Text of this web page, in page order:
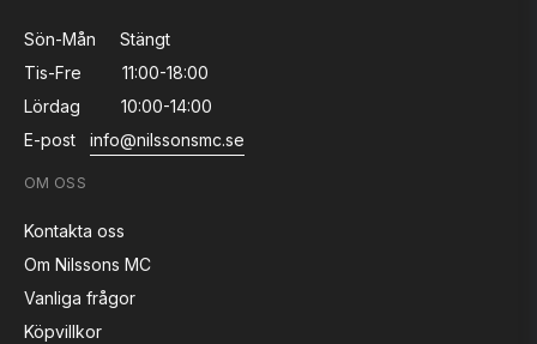
Sön-Mån
Stängt
Tis-Fre
11:00-18:00
Lördag
10:00-14:00
E-post
info@nilssonsmc.se
OM OSS
Kontakta oss
Om Nilssons MC
Vanliga frågor
Köpvillkor